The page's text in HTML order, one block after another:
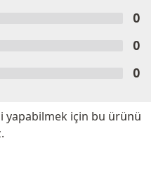
0
0
0
yapabilmek için bu ürünü